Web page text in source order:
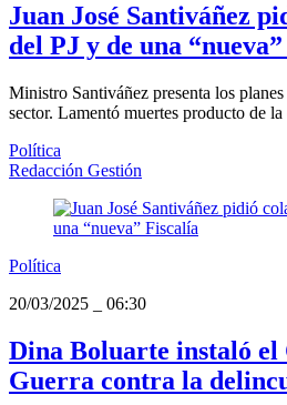
Juan José Santiváñez
del PJ y de una
Ministro Santiváñez presenta los
sector. Lamentó muertes producto de
Política
Redacción Gestión
Política
20/03/2025
06:30
Dina Boluarte instaló el
Guerra contra la